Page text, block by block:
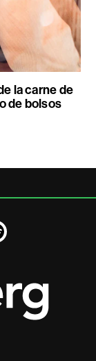
la carne de
de bolsos